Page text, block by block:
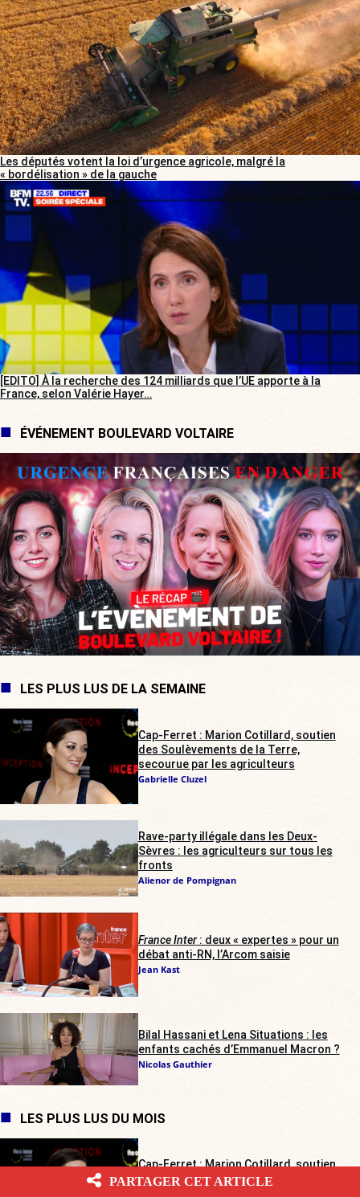
Les députés votent la loi d’urgence agricole, malgré la
« bordélisation » de la gauche
[EDITO] À la recherche des 124 milliards que l’UE apporte à la
France, selon Valérie Hayer…
ÉVÉNEMENT BOULEVARD VOLTAIRE
LES PLUS LUS DE LA SEMAINE
Cap-Ferret : Marion Cotillard, soutien
des Soulèvements de la Terre,
secourue par les agriculteurs
Gabrielle Cluzel
Rave-party illégale dans les Deux-
Sèvres : les agriculteurs sur tous les
fronts
Alienor de Pompignan
France Inter: deux « expertes » pour un
débat anti-RN, l’Arcom saisie
Jean Kast
Bilal Hassani et Lena Situations : les
enfants cachés d’Emmanuel Macron ?
Nicolas Gauthier
LES PLUS LUS DU MOIS
Cap-Ferret : Marion Cotillard, soutien
des Soulèvements de la Terre,
PARTAGER CET ARTICLE